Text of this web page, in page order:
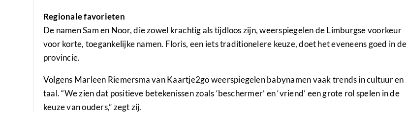
Regionale favorieten
De namen Sam en Noor, die zowel krachtig als tijdloos zijn, weerspiegelen de Limburgse voorkeur
voor korte, toegankelijke namen. Floris, een iets traditionelere keuze, doet het eveneens goed in de
provincie.
Volgens Marleen Riemersma van Kaartje2go weerspiegelen babynamen vaak trends in cultuur en
taal. “We zien dat positieve betekenissen zoals ‘beschermer’ en ‘vriend’ een grote rol spelen in de
keuze van ouders,” zegt zij.